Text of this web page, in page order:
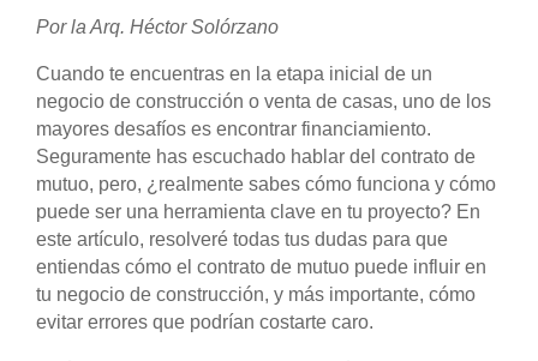
Por la Arq. Héctor Solórzano
Cuando te encuentras en la etapa inicial de un
negocio de construcción o venta de casas, uno de los
mayores desafíos es encontrar financiamiento.
Seguramente has escuchado hablar del contrato de
mutuo, pero, ¿realmente sabes cómo funciona y cómo
puede ser una herramienta clave en tu proyecto? En
este artículo, resolveré todas tus dudas para que
entiendas cómo el contrato de mutuo puede influir en
tu negocio de construcción, y más importante, cómo
evitar errores que podrían costarte caro.